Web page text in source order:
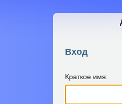
Вход
Краткое имя: